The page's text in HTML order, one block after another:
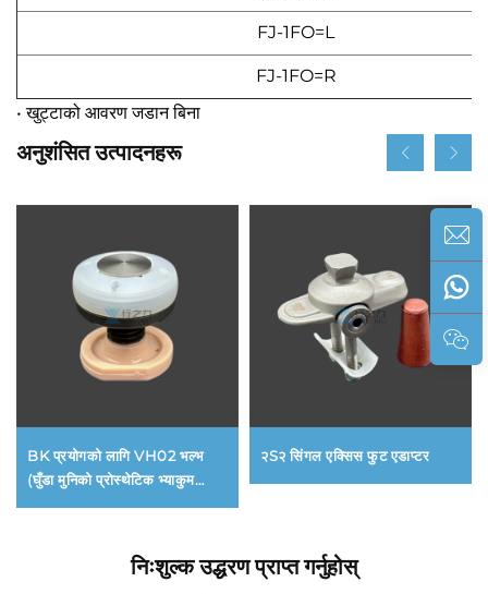
FJ-1FO=L
FJ-1FO=R
• खुट्टाको आवरण जडान बिना
अनुशंसित उत्पादनहरू
BK प्रयोगको लागि VH02 भल्भ
(घुँडा मुनिको प्रोस्थेटिक भ्याकुम
२S२ सिंगल एक्सिस फुट एडाप्टर
निःशुल्क उद्धरण प्राप्त गर्नुहोस्